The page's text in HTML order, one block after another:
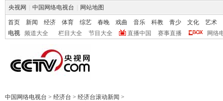
央视网 中国网络电视台 网站地图
首页 新闻 经济 体育 综艺 春晚 戏曲 音乐 科教 青少 文化
艺术
电视
频道大全 栏目大全 节目大全 直播中国 赛事直播 网络
中国网络电视台 > 经济台 > 经济台滚动新闻 >